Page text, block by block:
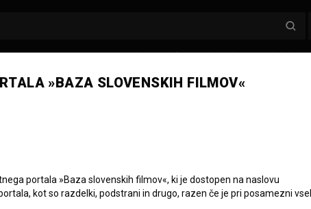
»BAZA SLOVENSKIH FILMOV«
portala »Baza slovenskih filmov«, ki je dostopen na naslovu
kot so razdelki, podstrani in drugo, razen če je pri posamezni